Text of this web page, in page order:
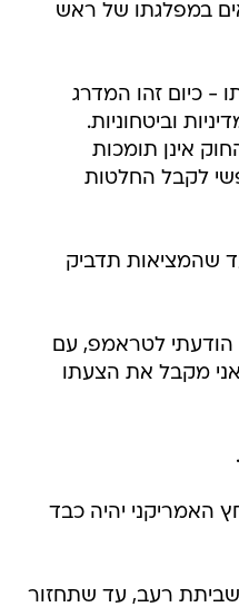
במפלגתו של ראש
- כיום זהו המדרג
וביטחוניות.
אינן תומכות
לקבל החלטות
שהמציאות תדביק
הודעתי לטראמפ, עם
מקבל את הצעתו
האמריקני יהיה כבד
בשביתת רעב, עד שתחזור